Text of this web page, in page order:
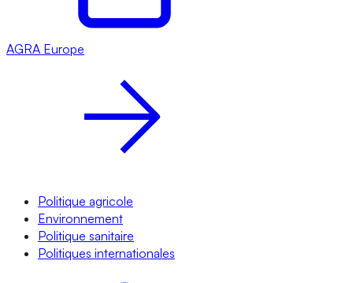
AGRA Europe
Politique agricole
Environnement
Politique sanitaire
Politiques internationales